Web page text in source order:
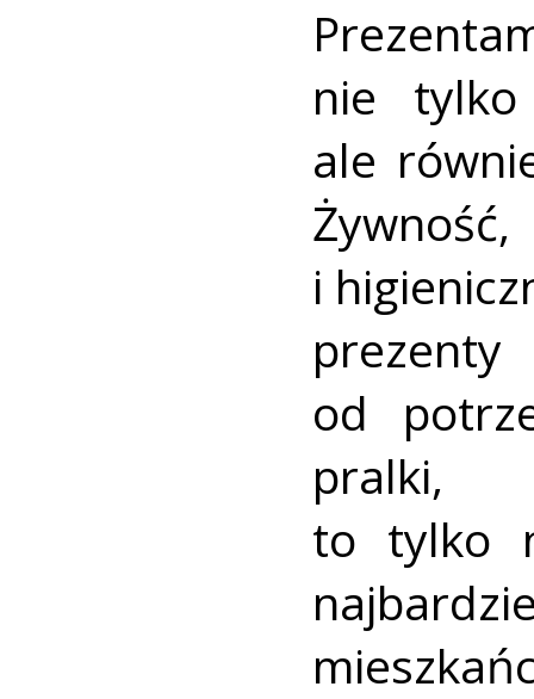
nie tylko
ale
i
od
pralki,
to tylko